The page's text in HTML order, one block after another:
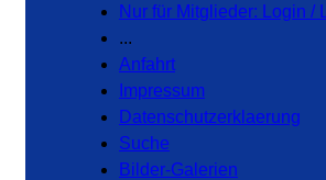
Nur für Mitglieder: Login /
...
Anfahrt
Impressum
Datenschutzerklaerung
Suche
Bilder-Galerien